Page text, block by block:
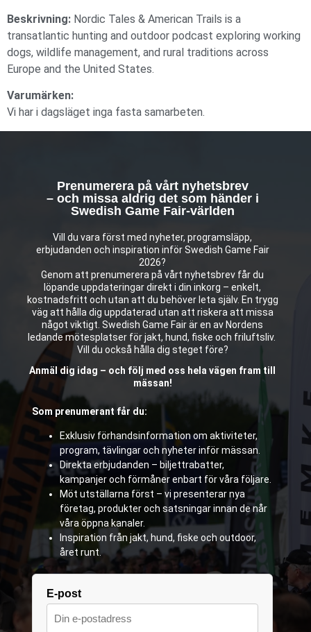
Beskrivning: Nordic Tales & American Trails is a
transatlantic hunting and outdoor podcast exploring working
dogs, wildlife management, and rural traditions across
Europe and the United States.
Varumärken:
Vi har i dagsläget inga fasta samarbeten.
Prenumerera på vårt nyhetsbrev
– och missa aldrig det som händer i
Swedish Game Fair-världen
Vill du vara först med nyheter, programsläpp,
erbjudanden och inspiration inför Swedish Game Fair
2026?
Genom att prenumerera på vårt nyhetsbrev får du
löpande uppdateringar direkt i din inkorg – enkelt,
kostnadsfritt och utan att du behöver leta själv. En trygg
väg att hålla dig uppdaterad utan att riskera att missa
något viktigt. Swedish Game Fair är en av Nordens
ledande mötesplatser för jakt, hund, fiske och friluftsliv.
Vill du också hålla dig steget före?
Anmäl dig idag – och följ med oss hela vägen fram till
mässan!
E-post
Som prenumerant får du:
Exklusiv förhandsinformation om aktiviteter,
program, tävlingar och nyheter inför mässan.
Direkta erbjudanden – biljettrabatter,
kampanjer och förmåner enbart för våra följare.
Möt utställarna först – vi presenterar nya
företag, produkter och satsningar innan de når
våra öppna kanaler.
Inspiration från jakt, hund, fiske och outdoor,
året runt.